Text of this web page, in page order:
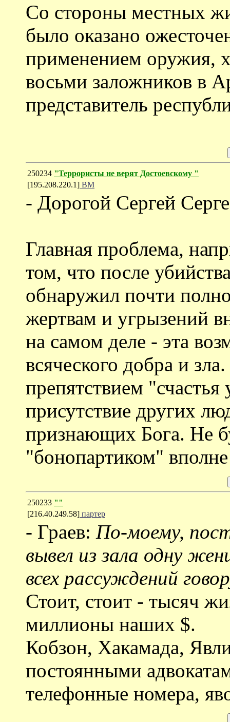
Со стороны местных
было оказано
применением оружия,
восьми заложников в
представитель
250234 "Террористы не верят Достоевскому "
[195.208.220.1] ВМ
- Дорогой Сергей
Главная проблема,
том, что после
обнаружил почти
жертвам и угрызений
на самом деле - эта
всяческого добра и
препятствием
присутствие других
признающих Бога. Не
"бонопартиком"
250233 ""
[216.40.249.58] партер
- Граев: По-моему,
вывел из зала одну
всех рассуждений
Стоит, стоит - тысяч
миллионы наших $.
Кобзон, Хакамада,
постоянными
телефонные номера,